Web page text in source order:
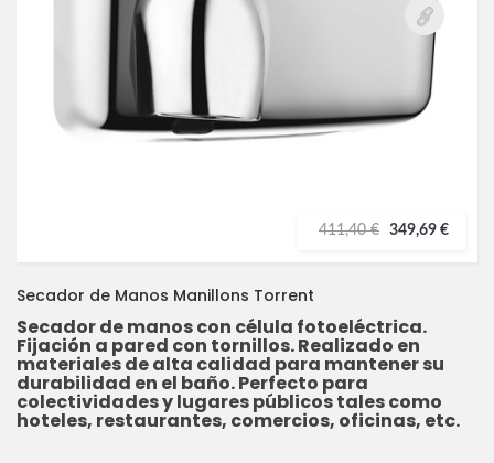
411,40 € 349,69 €
Secador de Manos Manillons Torrent
Secador de manos con célula fotoeléctrica.
Fijación a pared con tornillos. Realizado en
materiales de alta calidad para mantener su
durabilidad en el baño. Perfecto para
colectividades y lugares públicos tales como
hoteles, restaurantes, comercios, oficinas, etc.